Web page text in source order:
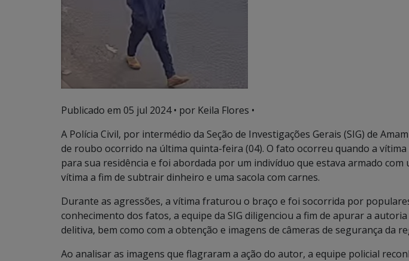
Publicado em 05 jul 2024• por Keila Flores •
A Polícia Civil, por intermédio da Seção de Investigações Gerais (SIG) de
de roubo ocorrido na última quinta-feira (04). O fato ocorreu quando a vítima
para sua residência e foi abordada por um indivíduo que estava armado com
vítima a fim de subtrair dinheiro e uma sacola com carnes.
Durante as agressões, a vítima fraturou o braço e foi socorrida por
conhecimento dos fatos, a equipe da SIG diligenciou a fim de apurar a
delitiva, bem como com a obtenção e imagens de câmeras de segurança da
Ao analisar as imagens que flagraram a ação do autor, a equipe policial